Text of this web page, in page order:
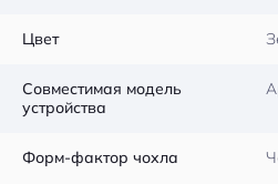
Цвет
Совместимая модель
устройства
Форм-фактор чохла